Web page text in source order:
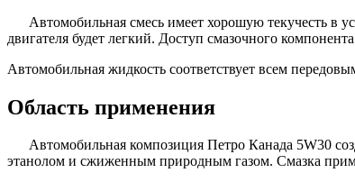
Автомобильная смесь имеет хорошую текучесть в
двигателя будет легкий. Доступ смазочного
Автомобильная жидкость соответствует всем
Область применения
Автомобильная композиция Петро Канада 5W30
этанолом и сжиженным природным газом. Смазка